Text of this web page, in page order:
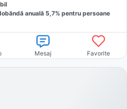
anuală 5,7% pentru persoane
Mesaj Favorite